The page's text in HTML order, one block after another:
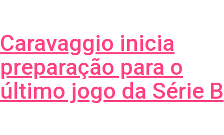
Caravaggio inicia
preparação para o
último jogo da Série B